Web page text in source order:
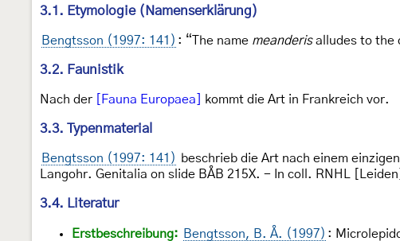
3.1. Etymologie (Namenserklärung)
Bengtsson (1997: 141) : “The name meanderisalludes to the
3.2. Faunistik
Nach der [Fauna Europaea] kommt die Art in Frankreich vor.
3.3. Typenmaterial
Bengtsson (1997: 141) beschrieb die Art nach einem
Langohr. Genitalia on slide BÅB 215X. - In coll. RNHL
3.4. Literatur
Erstbeschreibung: Bengtsson, B. Å. (1997) :